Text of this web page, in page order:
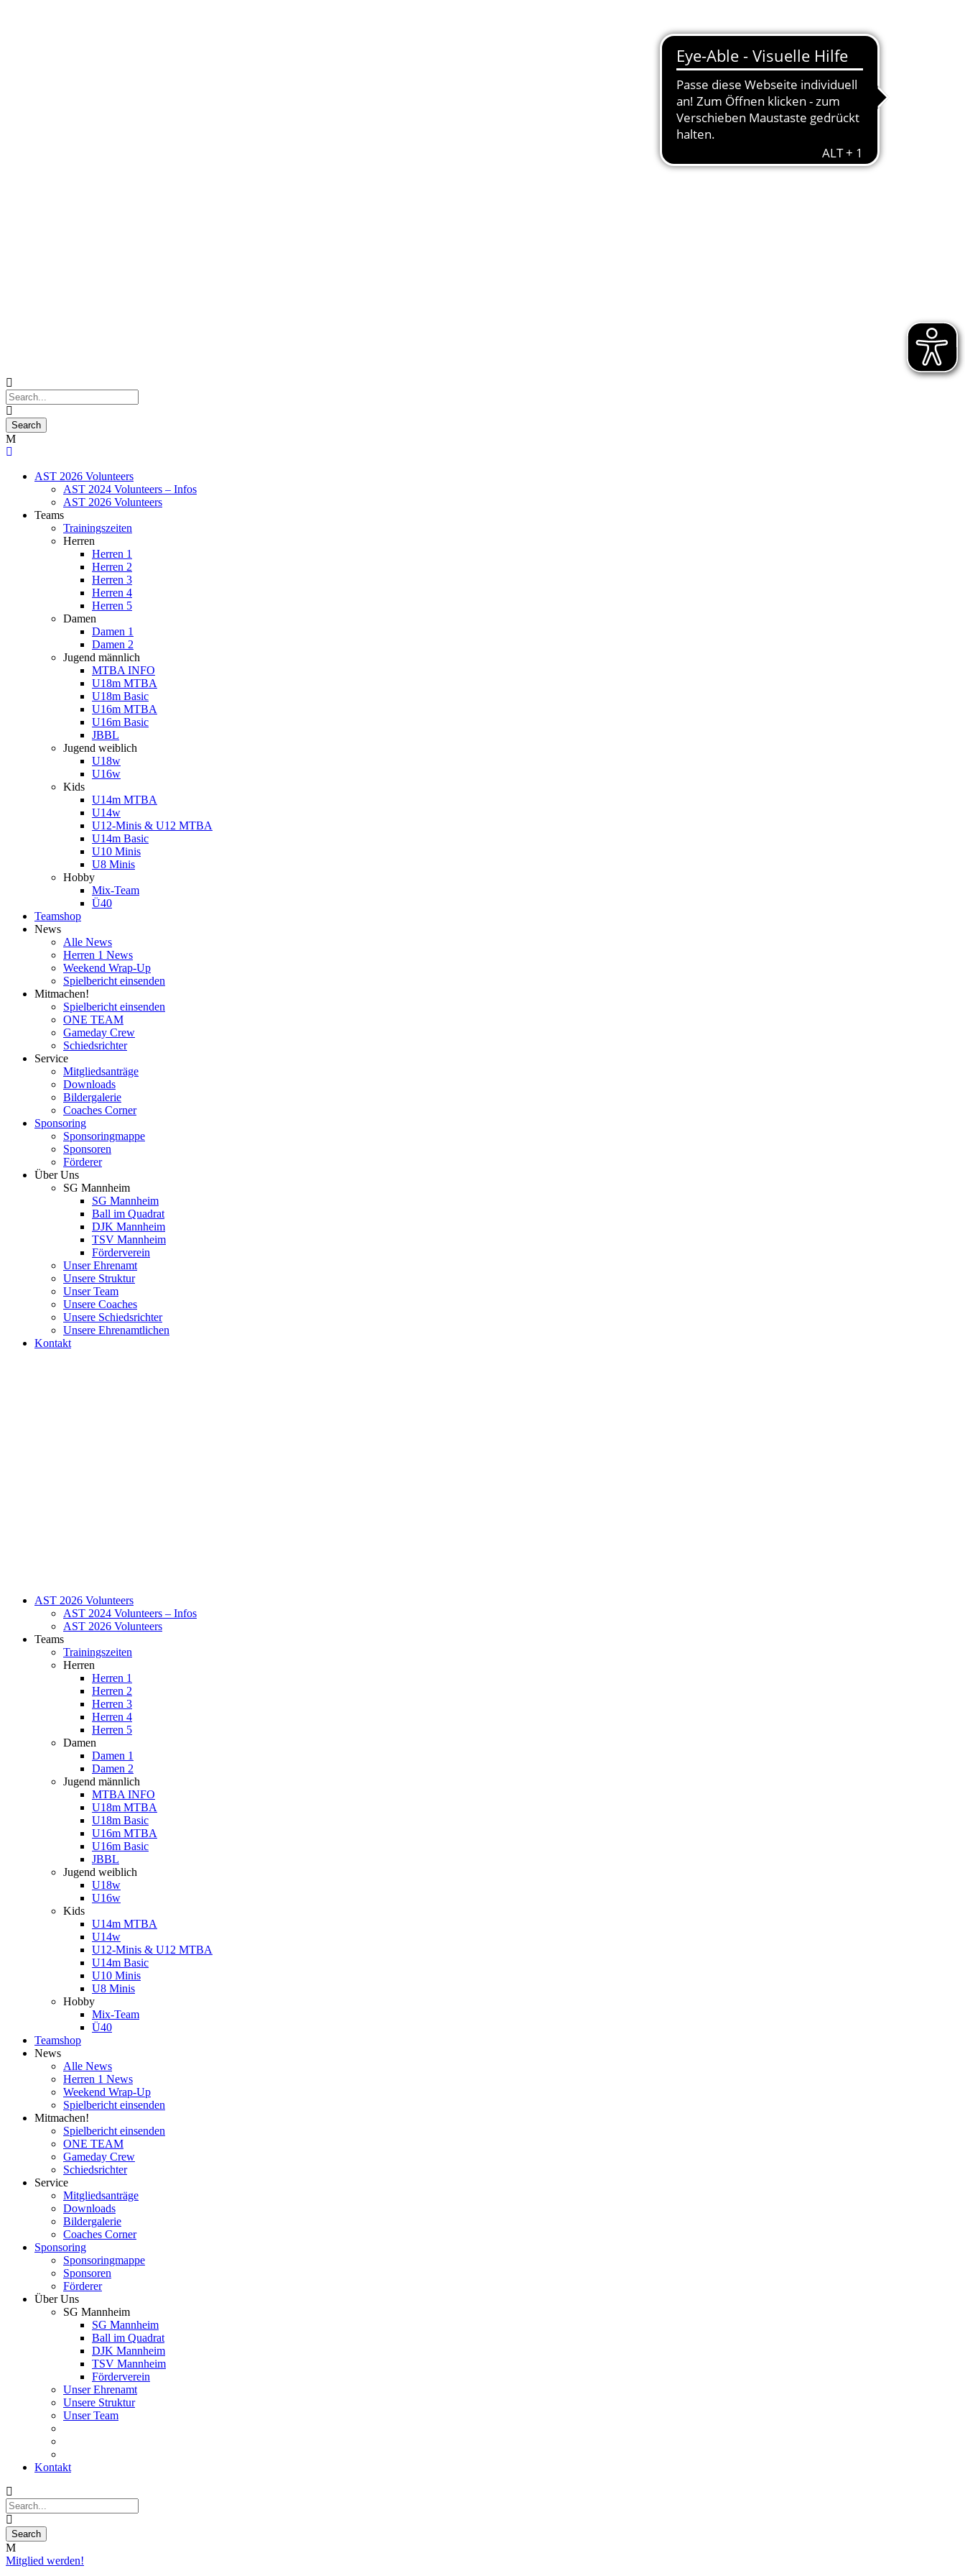
AST 2026 Volunteers
AST 2024 Volunteers – Infos
AST 2026 Volunteers
Teams
Trainingszeiten
Herren
Herren 1
Herren 2
Herren 3
Herren 4
Herren 5
Damen
Damen 1
Damen 2
Jugend männlich
MTBA INFO
U18m MTBA
U18m Basic
U16m MTBA
U16m Basic
JBBL
Jugend weiblich
U18w
U16w
Kids
U14m MTBA
U14w
U12-Minis & U12 MTBA
U14m Basic
U10 Minis
U8 Minis
Hobby
Mix-Team
Ü40
Teamshop
News
Alle News
Herren 1 News
Weekend Wrap-Up
Spielbericht einsenden
Mitmachen!
Spielbericht einsenden
ONE TEAM
Gameday Crew
Schiedsrichter
Service
Mitgliedsanträge
Downloads
Bildergalerie
Coaches Corner
Sponsoring
Sponsoringmappe
Sponsoren
Förderer
Über Uns
SG Mannheim
SG Mannheim
Ball im Quadrat
DJK Mannheim
TSV Mannheim
Förderverein
Unser Ehrenamt
Unsere Struktur
Unser Team
Unsere Coaches
Unsere Schiedsrichter
Unsere Ehrenamtlichen
Kontakt
AST 2026 Volunteers
AST 2024 Volunteers – Infos
AST 2026 Volunteers
Teams
Trainingszeiten
Herren
Herren 1
Herren 2
Herren 3
Herren 4
Herren 5
Damen
Damen 1
Damen 2
Jugend männlich
MTBA INFO
U18m MTBA
U18m Basic
U16m MTBA
U16m Basic
JBBL
Jugend weiblich
U18w
U16w
Kids
U14m MTBA
U14w
U12-Minis & U12 MTBA
U14m Basic
U10 Minis
U8 Minis
Hobby
Mix-Team
Ü40
Teamshop
News
Alle News
Herren 1 News
Weekend Wrap-Up
Spielbericht einsenden
Mitmachen!
Spielbericht einsenden
ONE TEAM
Gameday Crew
Schiedsrichter
Service
Mitgliedsanträge
Downloads
Bildergalerie
Coaches Corner
Sponsoring
Sponsoringmappe
Sponsoren
Förderer
Über Uns
SG Mannheim
SG Mannheim
Ball im Quadrat
DJK Mannheim
TSV Mannheim
Förderverein
Unser Ehrenamt
Unsere Struktur
Unser Team
Kontakt
Mitglied werden!